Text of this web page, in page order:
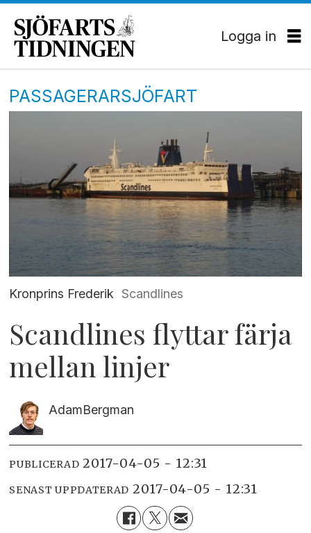
Logga in
PASSAGERARSJÖFART
Kronprins Frederik Scandlines
Scandlines flyttar färja
mellan linjer
AdamBergman
PUBLICERAD 2017-04-05 - 12:31
SENAST UPPDATERAD 2017-04-05 - 12:31